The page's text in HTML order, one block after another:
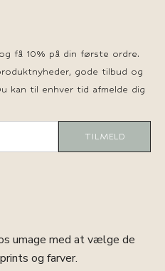
få 10% på din første ordre.
gode tilbud og
kan til enhver tid afmelde dig
TILMELD
umage med at vælge de
og farver.